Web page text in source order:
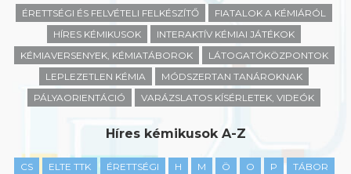
ÉRETTSÉGI ÉS FELVÉTELI FELKÉSZÍTŐ
FIATALOK A KÉMIÁRÓL
HÍRES KÉMIKUSOK
INTERAKTÍV KÉMIAI JÁTÉKOK
KÉMIAVERSENYEK, KÉMIATÁBOROK
LÁTOGATÓKÖZPONTOK
LEPLEZETLEN KÉMIA
MÓDSZERTAN TANÁROKNAK
PÁLYAORIENTÁCIÓ
VARÁZSLATOS KÍSÉRLETEK, VIDEÓK
Híres kémikusok A-Z
CS ELTE TTK ÉRETTSÉGI H M Ö O P
TÁBOR